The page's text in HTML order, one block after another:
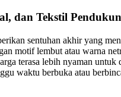
dan Tekstil
sentuhan akhir yang
motif lembut atau warna
terasa lebih nyaman untuk
waktu berbuka atau